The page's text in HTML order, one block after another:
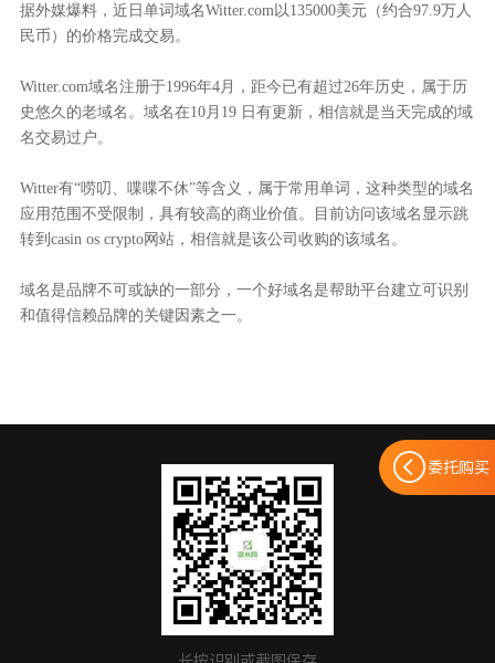
据外媒爆料， 近日单词域名Witter.com以135000美元（约合97.9万人
民币）的价格完成交易。
Witter.com域名注册于1996年4月，距今已有超过26年历史，属于历
史悠久的老域名。域名在10月19 日有更新，相信就是当天完成的域
名交易过户。
Witter有“唠叨、喋喋不休”等含义，属于常用单词，这种类型的域名
应用范围不受限制，具有较高的商业价值。目前访问该域名显示跳
转到casin os crypto网站，相信就是该公司收购的该域名。
域名是品牌不可或缺的一部分，一个好域名是帮助平台建立可识别
和值得信赖品牌的关键因素之一。
委托购买